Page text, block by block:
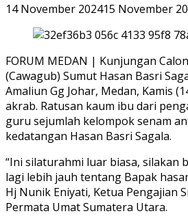
14 November 202415 November
FORUM MEDAN | Kunjungan
(Cawagub) Sumut Hasan Basri
Amaliun Gg Johar, Medan, Kamis
akrab. Ratusan kaum ibu dari
guru sejumlah kelompok senam
kedatangan Hasan Basri Sagala.
“Ini silaturahmi luar biasa, silakan
lagi lebih jauh tentang Bapak
Hj Nunik Eniyati, Ketua Pengajian
Permata Umat Sumatera Utara.